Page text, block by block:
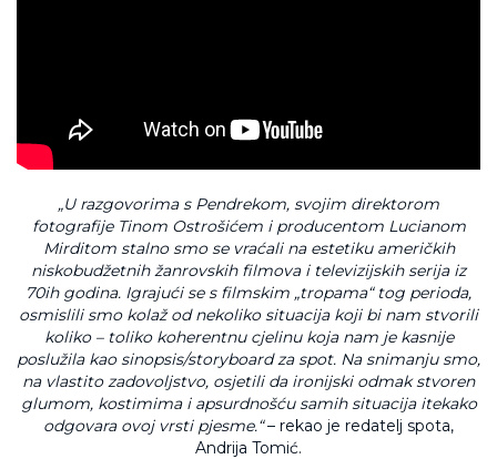
„U razgovorima s Pendrekom, svojim direktorom
fotografije Tinom Ostrošićem i producentom Lucianom
Mirditom stalno smo se vraćali na estetiku američkih
niskobudžetnih žanrovskih filmova i televizijskih serija iz
70ih godina. Igrajući se s filmskim „tropama“ tog perioda,
osmislili smo kolaž od nekoliko situacija koji bi nam stvorili
koliko – toliko koherentnu cjelinu koja nam je kasnije
poslužila kao sinopsis/storyboard za spot. Na snimanju smo,
na vlastito zadovoljstvo, osjetili da ironijski odmak stvoren
glumom, kostimima i apsurdnošću samih situacija itekako
odgovara ovoj vrsti pjesme.“– rekao je redatelj spota,
Andrija Tomić.